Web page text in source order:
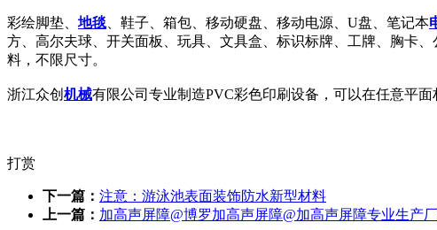
彩绘脚垫、 地毯 、鞋子、箱包、移动硬盘、移动电源、U盘、笔记本
方、高尔夫球、开关面板、玩具、文具盒、标识标牌、工牌、胸卡
料，不限尺寸。
浙江众创 机械有限公司专业制造PVC彩色印刷设备，可以在任意平
打赏
下一篇： 注意：游泳池表面装饰防水新型材料
上一篇： 加高声屏障@博罗加高声屏障@加高声屏障专业生产